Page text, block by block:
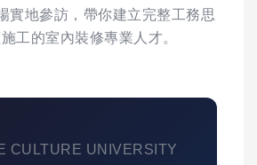
實地參訪，帶你建立完整工務思
工的室內裝修專業人才。
CULTURE UNIVERSITY